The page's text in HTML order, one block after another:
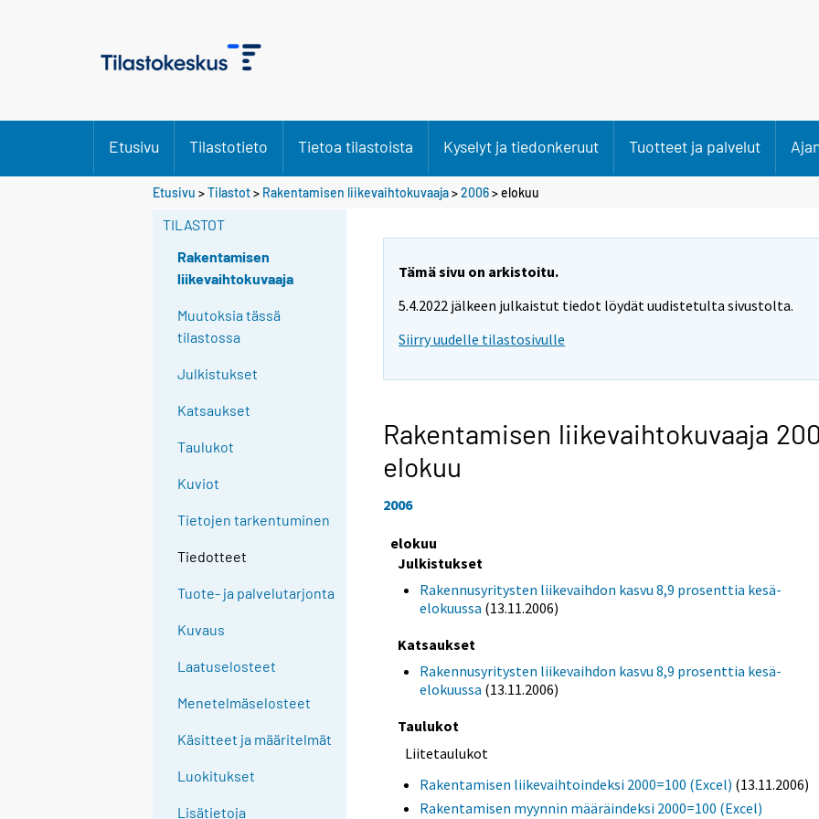
Etusivu Tilastotieto Tietoa tilastoista Kyselyt ja tiedonkeruut Tuotteet ja palvelut
Etusivu >Tilastot> Rakentamisen liikevaihtokuvaaja>2006>elokuu
TILASTOT
Rakentamisen
liikevaihtokuvaaja
Muutoksia tässä
tilastossa
Julkistukset
Katsaukset
Taulukot
Kuviot
Tietojen tarkentuminen
Tiedotteet
Tuote- ja palvelutarjonta
Kuvaus
Laatuselosteet
Menetelmäselosteet
Käsitteet ja määritelmät
Luokitukset
Lisätietoja
Tämä sivu on arkistoitu.
5.4.2022 jälkeen julkaistut tiedot löydät uudistetulta sivustolta.
Siirry uudelle tilastosivulle
Rakentamisen liikevaihtokuvaaja
elokuu
2006
elokuu
Julkistukset
Rakennusyritysten liikevaihdon kasvu 8,9 prosenttia kesä-
elokuussa (13.11.2006)
Katsaukset
Rakennusyritysten liikevaihdon kasvu 8,9 prosenttia kesä-
elokuussa (13.11.2006)
Taulukot
Liitetaulukot
Rakentamisen liikevaihtoindeksi 2000=100 (Excel) (13.11.2006)
Rakentamisen myynnin määräindeksi 2000=100 (Excel)